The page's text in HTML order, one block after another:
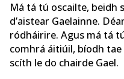
Má tá tú oscailte, beidh
d’aistear Gaelainne.
ródháirire. Agus má tá
comhrá áitiúil, bíodh
scíth le do chairde Gael.